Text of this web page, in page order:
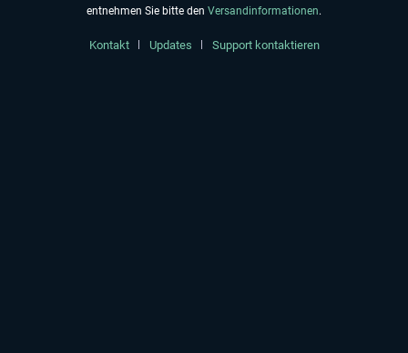
entnehmen Sie bitte den Versandinformationen.
Kontakt Updates Support kontaktieren